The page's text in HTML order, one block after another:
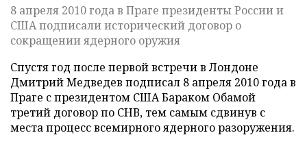
8 апреля 2010 года в Праге президенты России и
США подписали исторический договор о
сокращении ядерного оружия
Спустя год после первой встречи в Лондоне
Дмитрий Медведев подписал 8 апреля 2010 года в
Праге с президентом США Бараком Обамой
третий договор по СНВ, тем самым сдвинув с
места процесс всемирного ядерного разоружения.